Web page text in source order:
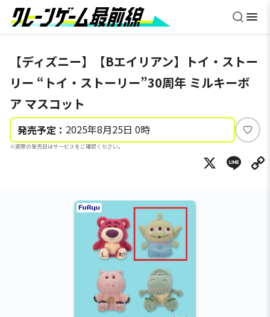
【ディズニー】【Bエイリアン】トイ・ストー
リー “トイ・ストーリー”30周年 ミルキーボ
ア マスコット
発売予定： 2025年8月25日 0時
※実際の発売日はサービスをご確認ください。
い
ね
X